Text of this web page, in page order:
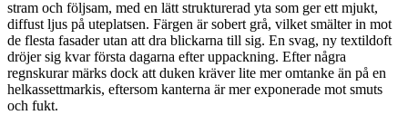
stram och följsam, med en lätt strukturerad yta som ger ett mjukt,
diffust ljus på uteplatsen. Färgen är sobert grå, vilket smälter in mot
de flesta fasader utan att dra blickarna till sig. En svag, ny textildoft
dröjer sig kvar första dagarna efter uppackning. Efter några
regnskurar märks dock att duken kräver lite mer omtanke än på en
helkassettmarkis, eftersom kanterna är mer exponerade mot smuts
och fukt.